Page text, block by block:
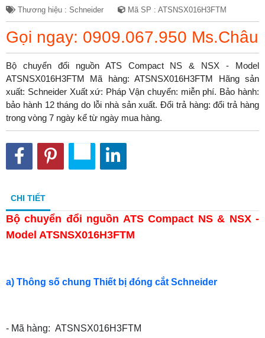
Thương hiệu : Schneider Mã SP : ATSNSX016H3FTM
Gọi ngay: 0909.067.950 Ms.Châu
Bộ chuyển đổi nguồn ATS Compact NS & NSX - Model
ATSNSX016H3FTM Mã hàng: ATSNSX016H3FTM Hãng sản
xuất: Schneider Xuất xứ: Pháp Vận chuyển: miễn phí. Bảo hành:
bảo hành 12 tháng do lỗi nhà sản xuất. Đổi trả hàng: đổi trả hàng
trong vòng 7 ngày kể từ ngày mua hàng.
CHI TIẾT
Bộ chuyển đổi nguồn ATS Compact NS & NSX -
Model ATSNSX016H3FTM
a) Thông số chung Thiết bị đóng cắt Schneider
- Mã hàng: ATSNSX016H3FTM